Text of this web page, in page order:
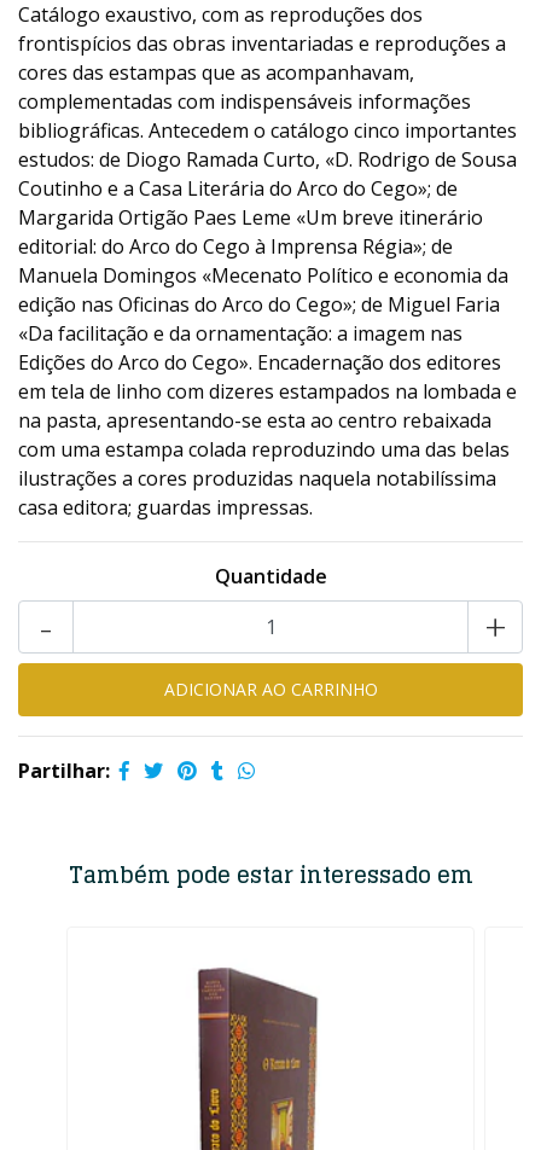
Catálogo exaustivo, com as reproduções dos
frontispícios das obras inventariadas e reproduções a
cores das estampas que as acompanhavam,
complementadas com indispensáveis informações
bibliográficas. Antecedem o catálogo cinco importantes
estudos: de Diogo Ramada Curto, «D. Rodrigo de Sousa
Coutinho e a Casa Literária do Arco do Cego»; de
Margarida Ortigão Paes Leme «Um breve itinerário
editorial: do Arco do Cego à Imprensa Régia»; de
Manuela Domingos «Mecenato Político e economia da
edição nas Oficinas do Arco do Cego»; de Miguel Faria
«Da facilitação e da ornamentação: a imagem nas
Edições do Arco do Cego». Encadernação dos editores
em tela de linho com dizeres estampados na lombada e
na pasta, apresentando-se esta ao centro rebaixada
com uma estampa colada reproduzindo uma das belas
ilustrações a cores produzidas naquela notabilíssima
casa editora; guardas impressas.
Quantidade
+
-
Partilhar:
Também pode estar interessado em